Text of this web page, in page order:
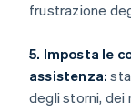
frustrazione
5. Imposta le
assistenza:
degli storni, dei